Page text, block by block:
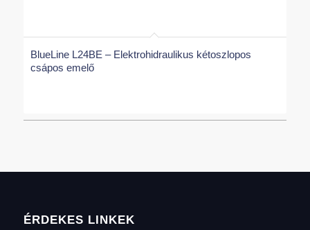
BlueLine L24BE – Elektrohidraulikus kétoszlopos
csápos emelő
ÉRDEKES LINKEK